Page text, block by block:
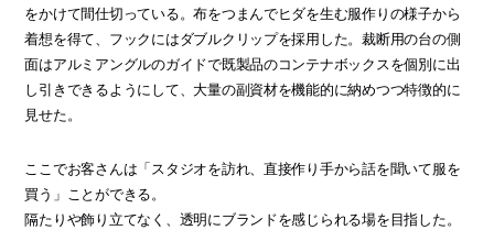
をかけて間仕切っている。布をつまんでヒダを生む服作りの様子から
着想を得て、フックにはダブルクリップを採用した。裁断用の台の側
面はアルミアングルのガイドで既製品のコンテナボックスを個別に出
し引きできるようにして、大量の副資材を機能的に納めつつ特徴的に
見せた。
ここでお客さんは「スタジオを訪れ、直接作り手から話を聞いて服を
買う」ことができる。
隔たりや飾り立てなく、透明にブランドを感じられる場を目指した。